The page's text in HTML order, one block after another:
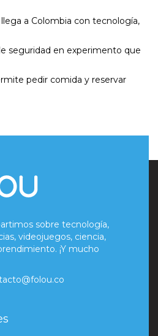
a Colombia con tecnología,
seguridad en experimento que
pedir comida y reservar
sobre tecnología,
videojuegos, ciencia,
¡Y mucho